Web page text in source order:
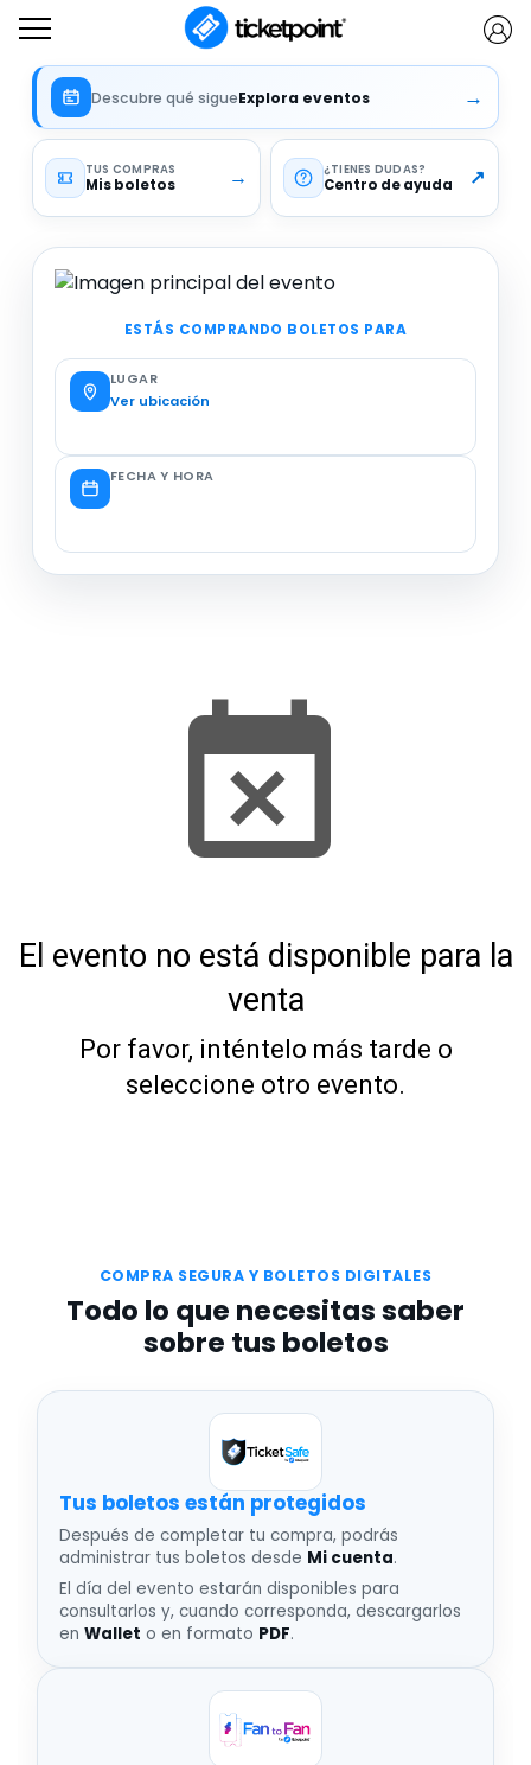
Descubre qué sigueExplora eventos →
TUS COMPRAS
Mis boletos → ¿TIENES DUDAS
Centro de ayuda ↗
ESTÁS COMPRANDO BOLETOS PARA
LUGAR
Ver ubicación
FECHA Y HORA
El evento no está disponible para la
venta
Por favor, inténtelo más tarde o
seleccione otro evento.
COMPRA SEGURA Y BOLETOS DIGITALES
Todo lo que necesitas saber
sobre tus boletos
Tus boletos están protegidos
Después de completar tu compra, podrás
administrar tus boletos desde Mi cuenta.
El día del evento estarán disponibles para
consultarlos y, cuando corresponda, descargarlos
en Wallet o en formato PDF.